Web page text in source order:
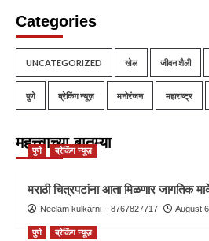
Categories
UNCATEGORIZED खेल जीवन शैली
पुणे ब्रेकिंग न्यूज़ मनोरंजन महाराष्ट्र
महत्त्वाच्या बातम्या
पुणे ब्रेकिंग न्यूज़
मराठी चित्रपटांना आता मिळणार जागतिक
Neelam kulkarni – 8767827717 August
पुणे ब्रेकिंग न्यूज़